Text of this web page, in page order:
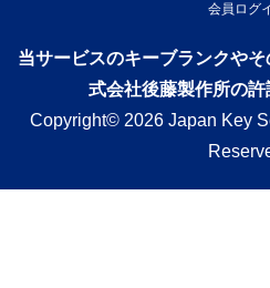
会員ログ
当サービスのキーブランクや
式会社後藤製作所の許
Copyright© 2026 Japan Key